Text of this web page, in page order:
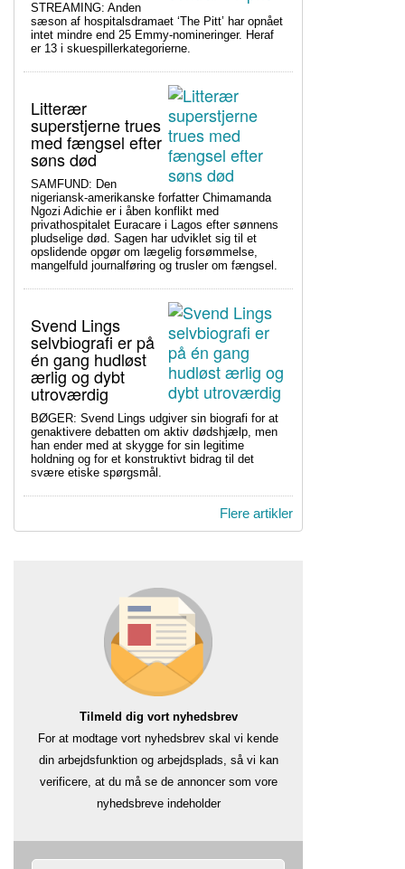
STREAMING: Anden
sæson af hospitalsdramaet ‘The Pitt’ har opnået
intet mindre end 25 Emmy-nomineringer. Heraf
er 13 i skuespillerkategorierne.
Litterær
superstjerne trues
med fængsel efter
søns død
SAMFUND: Den
nigeriansk-amerikanske forfatter Chimamanda
Ngozi Adichie er i åben konflikt med
privathospitalet Euracare i Lagos efter sønnens
pludselige død. Sagen har udviklet sig til et
opslidende opgør om lægelig forsømmelse,
mangelfuld journalføring og trusler om fængsel.
Svend Lings
selvbiografi er på
én gang hudløst
ærlig og dybt
utroværdig
BØGER: Svend Lings udgiver sin biografi for at
genaktivere debatten om aktiv dødshjælp, men
han ender med at skygge for sin legitime
holdning og for et konstruktivt bidrag til det
svære etiske spørgsmål.
Flere artikler
Tilmeld dig vort nyhedsbrev
For at modtage vort nyhedsbrev skal vi kende
din arbejdsfunktion og arbejdsplads, så vi kan
verificere, at du må se de annoncer som vore
nyhedsbreve indeholder